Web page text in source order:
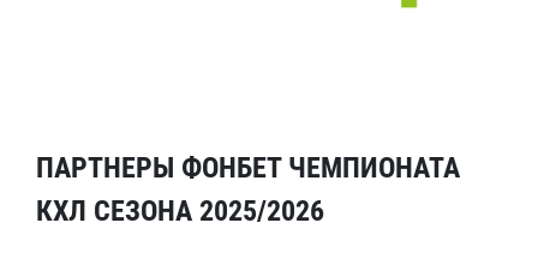
ПАРТНЕРЫ ФОНБЕТ ЧЕМПИОНАТА
КХЛ СЕЗОНА 2025/2026